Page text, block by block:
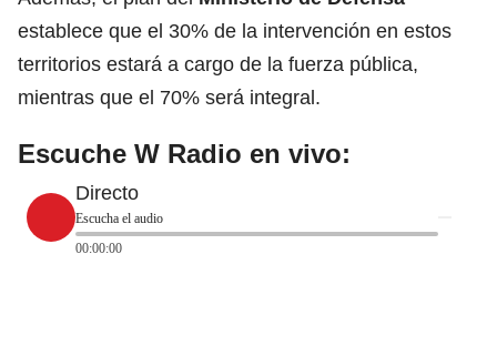
establece que el 30% de la intervención en estos
territorios estará a cargo de la fuerza pública,
mientras que el 70% será integral.
Escuche W Radio en vivo:
Directo
Escucha el audio
00:00:00